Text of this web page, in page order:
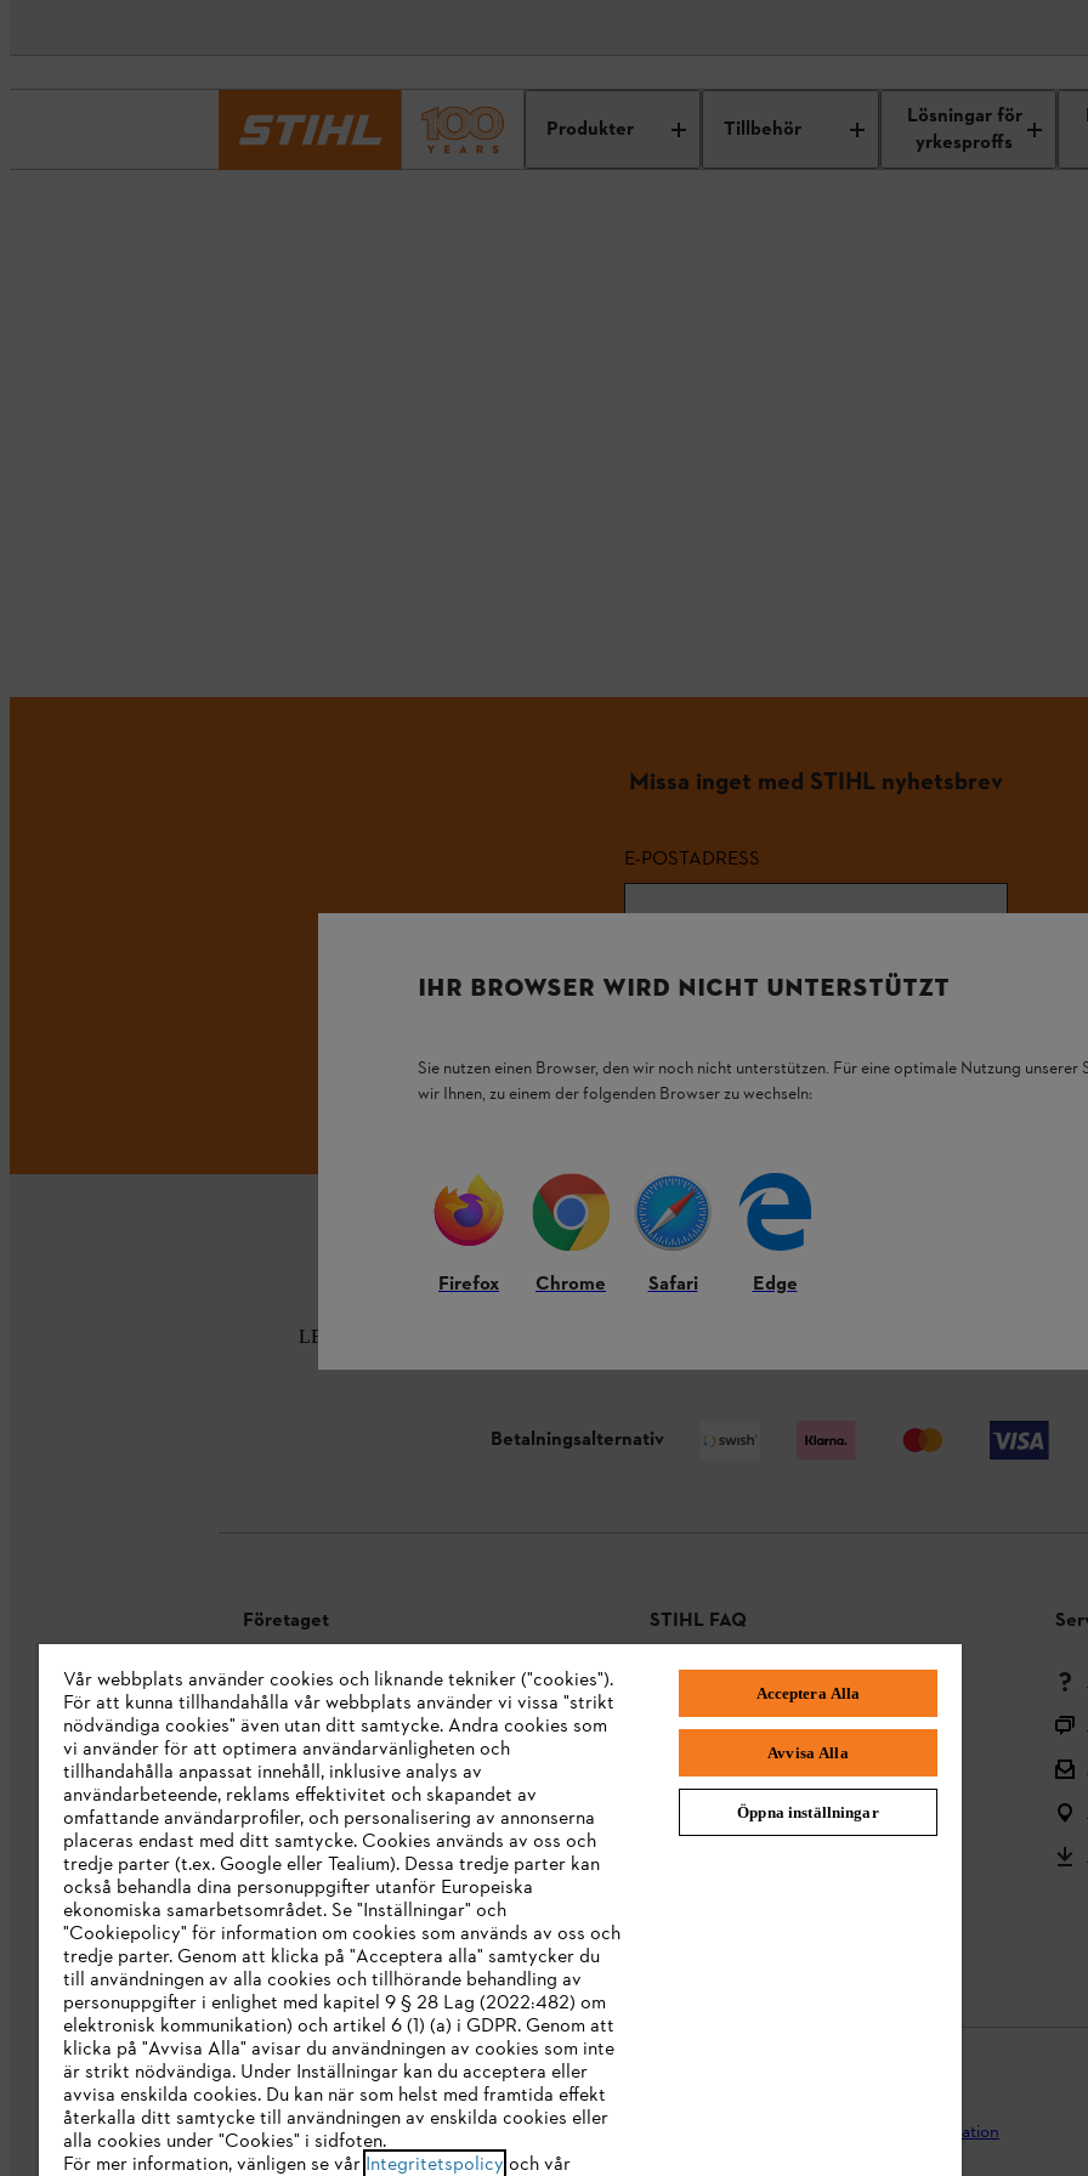
Produkter Tillbehör
Lösningar för
yrkesproffs
Missa inget med STIHL nyhetsbrev
E-POSTADRESS
Registrera dig nu och få 10% rabatt
#STIHL
LEVERANS HEM TILL DIG
Betalningsalternativ
Företaget
Om oss
STIHL Integrity Line
STIHL varumärkesbutik
Tillgänglighetsredogörelse
STIHL FAQ
Frakt och leverans
Reklamationer och garanti
Allmänna villkor och bestämmelser Integritetspolicy Juridisk information
IHR BROWSER WIRD NICHT UNTERSTÜTZT
Sie nutzen einen Browser, den wir noch nicht unterstützen. Für eine optimale Nutzung unserer
wir Ihnen, zu einem der folgenden Browser zu wechseln:
Firefox Chrome Safari Edge
Vår webbplats använder cookies och liknande tekniker ("cookies").
För att kunna tillhandahålla vår webbplats använder vi vissa "strikt
nödvändiga cookies" även utan ditt samtycke. Andra cookies som
vi använder för att optimera användarvänligheten och
tillhandahålla anpassat innehåll, inklusive analys av
användarbeteende, reklams effektivitet och skapandet av
omfattande användarprofiler, och personalisering av annonserna
placeras endast med ditt samtycke. Cookies används av oss och
tredje parter (t.ex. Google eller Tealium). Dessa tredje parter kan
också behandla dina personuppgifter utanför Europeiska
ekonomiska samarbetsområdet. Se "Inställningar" och
"Cookiepolicy" för information om cookies som används av oss och
tredje parter. Genom att klicka på "Acceptera alla" samtycker du
till användningen av alla cookies och tillhörande behandling av
personuppgifter i enlighet med kapitel 9 § 28 Lag (2022:482) om
elektronisk kommunikation) och artikel 6 (1) (a) i GDPR. Genom att
klicka på "Avvisa Alla" avisar du användningen av cookies som inte
är strikt nödvändiga. Under Inställningar kan du acceptera eller
avvisa enskilda cookies. Du kan när som helst med framtida effekt
återkalla ditt samtycke till användningen av enskilda cookies eller
alla cookies under "Cookies" i sidfoten.
För mer information, vänligen se vår Integritetspolicy och vår
Acceptera Alla
Avvisa Alla
Öppna inställningar